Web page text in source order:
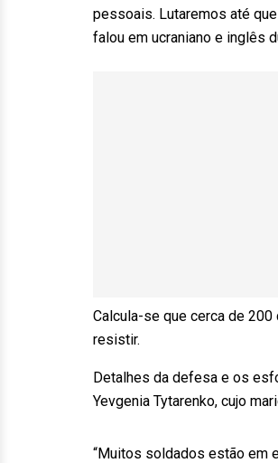
pessoais. Lutaremos até
falou em ucraniano e inglês
Calcula-se que cerca de
resistir.
Detalhes da defesa e os
Yevgenia Tytarenko, cujo
“Muitos soldados estão em